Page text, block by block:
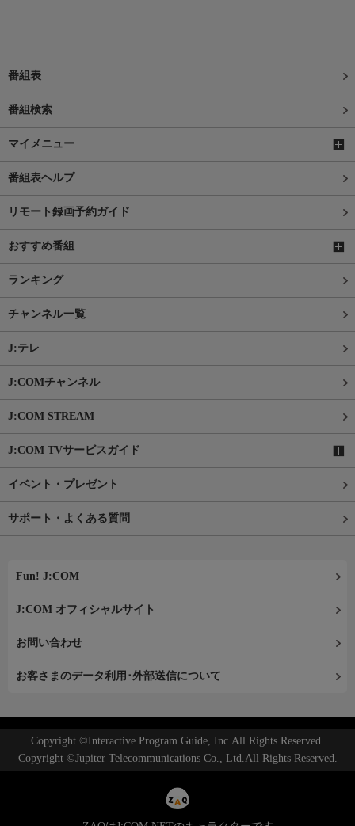
番組表
番組検索
マイメニュー
番組表ヘルプ
リモート録画予約ガイド
おすすめ番組
ランキング
チャンネル一覧
J:テレ
J:COMチャンネル
J:COM STREAM
J:COM TVサービスガイド
イベント・プレゼント
サポート・よくある質問
Fun! J:COM
J:COM オフィシャルサイト
お問い合わせ
お客さまのデータ利用･外部送信について
Copyright ©Interactive Program Guide, Inc.All Rights Reserved.
Copyright ©Jupiter Telecommunications Co., Ltd.All Rights Reserved.